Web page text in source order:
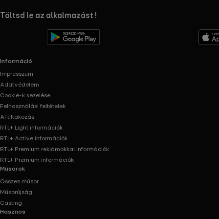
RTL+ useful links.
Töltsd le az alkalmazást !
Információ
Impresszum
Adatvédelem
Cookie-k kezelése
Felhasználási feltételek
AI tiltakozás
RTL+ Light információk
RTL+ Active információk
RTL+ Premium reklámokkal információk
RTL+ Premium információk
Műsorok
Összes műsor
Műsorújság
Casting
Hasznos